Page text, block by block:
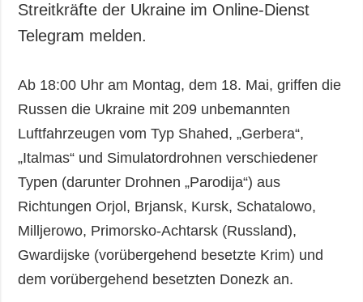
Streitkräfte der Ukraine im Online-Dienst
Telegram melden.
Ab 18:00 Uhr am Montag, dem 18. Mai, griffen die
Russen die Ukraine mit 209 unbemannten
Luftfahrzeugen vom Typ Shahed, „Gerbera“,
„Italmas“ und Simulatordrohnen verschiedener
Typen (darunter Drohnen „Parodija“) aus
Richtungen Orjol, Brjansk, Kursk, Schatalowo,
Milljerowo, Primorsko-Achtarsk (Russland),
Gwardijske (vorübergehend besetzte Krim) und
dem vorübergehend besetzten Donezk an.